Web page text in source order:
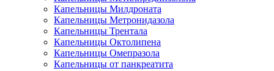
Капельницы Милдроната
Капельницы Метронидазола
Капельницы Трентала
Капельницы Октолипена
Капельницы Омепразола
Капельницы от панкреатита